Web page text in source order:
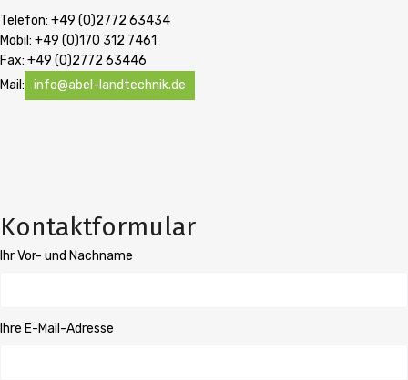
Telefon: +49 (0)2772 63434
Mobil: +49 (0)170 312 7461
Fax: +49 (0)2772 63446
Mail:
info@abel-landtechnik.de
Kontaktformular
Ihr Vor- und Nachname
Ihre E-Mail-Adresse